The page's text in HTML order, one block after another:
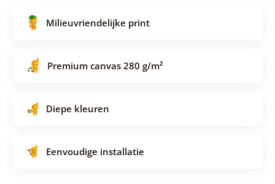
Milieuvriendelijke print
Premium canvas 280 g/m²
Diepe kleuren
Eenvoudige installatie